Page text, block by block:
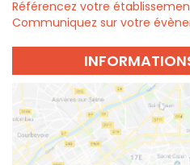
Référencez votre
Communiquez sur votre